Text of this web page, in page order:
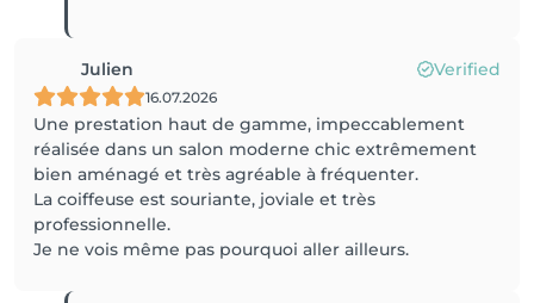
Julien Verified
16.07.2026
Une prestation haut de gamme, impeccablement
réalisée dans un salon moderne chic extrêmement
bien aménagé et très agréable à fréquenter.
La coiffeuse est souriante, joviale et très
professionnelle.
Je ne vois même pas pourquoi aller ailleurs.